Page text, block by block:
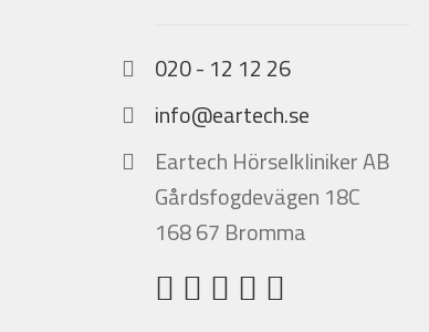
020 - 12 12 26
info@eartech.se
Eartech Hörselkliniker AB
Gårdsfogdevägen 18C
168 67 Bromma